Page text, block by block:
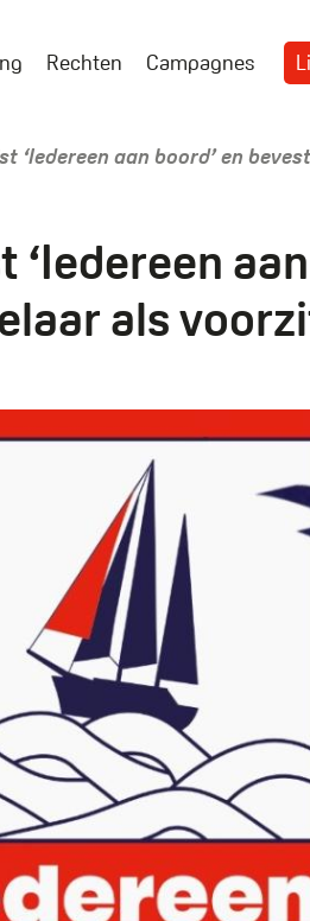
Rechten Campagnes
‘Iedereen aan boord’ en
als